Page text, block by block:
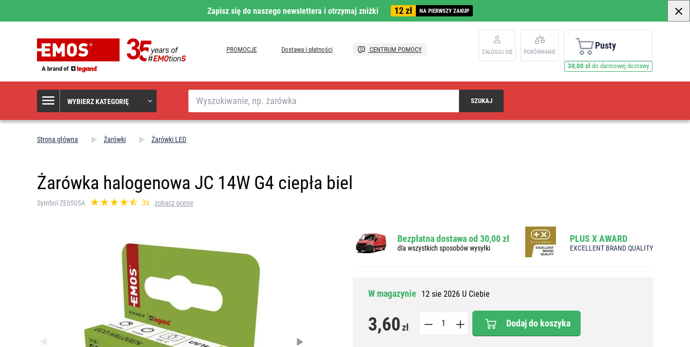
Zapisz się do naszego newslettera i otrzymaj zniżki 12 zł NA PIERWSZY ZAKUP
PROMOCJE Dostawa i płatności CENTRUM POMOCY ZALOGUJ SIĘ PORÓWNANIE
Pusty
30,00 złdo darmowej dostawy
WYBIERZ KATEGORIĘ
Szukaj
SZUKAJ
Strona główna Żarówki Żarówki LED
Żarówka halogenowa JC 14W G4 ciepła biel
Symbol ZE0505A 3x zobacz ocenę
Bezpłatna dostawa od 30,00 zł
dla wszystkich sposobów wysyłki
PLUS X AWARD
EXCELLENT BRAND QUALITY
W magazynie 12 sie 2026 U Ciebie
3,60zł Dodaj do koszyka